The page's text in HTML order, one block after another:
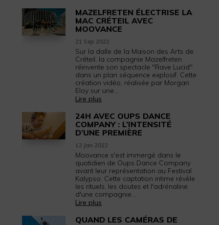
MAZELFRETEN ÉLECTRISE LA
MAC CRÉTEIL AVEC
MOOVANCE
21 Sep 2022
Sur la dalle de la Maison des Arts de
Créteil, la compagnie Mazelfreten
réinvente son spectacle "Rave Lucid"
dans un plan séquence explosif. Cette
création vidéo, réalisée par Morgan
Eloy sur une...
Lire plus
24H AVEC OUPS DANCE
COMPANY : L’INTENSITÉ
D’UNE PREMIÈRE
12 Jan 2022
Moovance s'est immergé dans le
quotidien de Oups Dance Company
avant leur représentation au Festival
Kalypso. Cette captation intime révèle
les rituels, les doutes et l'adrénaline
d'une compagnie...
Lire plus
QUAND LES CAMÉRAS DE